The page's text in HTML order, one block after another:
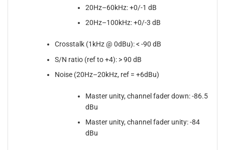
20Hz–60kHz: +0/-1 dB
20Hz–100kHz: +0/-3 dB
Crosstalk (1kHz @ 0dBu): < -90 dB
S/N ratio (ref to +4): > 90 dB
Noise (20Hz–20kHz, ref = +6dBu)
Master unity, channel fader down: -86.5
dBu
Master unity, channel fader unity: -84
dBu